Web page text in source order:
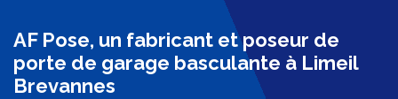
AF Pose, un fabricant et poseur de
porte de garage basculante à Limeil
Brevannes